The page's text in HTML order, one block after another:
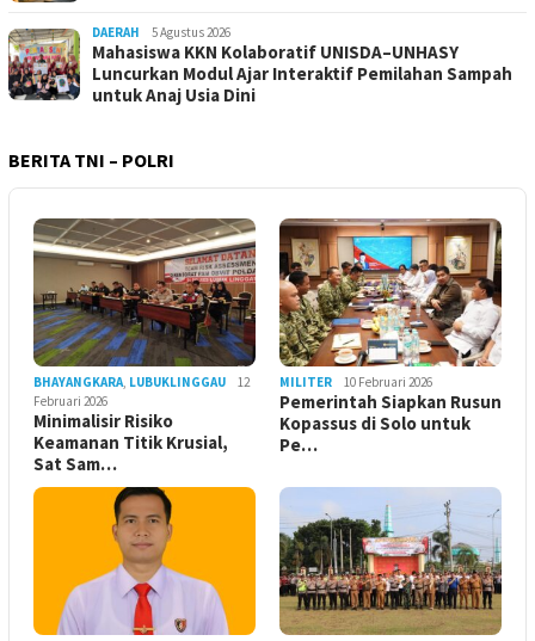
DAERAH 5 Agustus 2026
Mahasiswa KKN Kolaboratif UNISDA–UNHASY
Luncurkan Modul Ajar Interaktif Pemilahan Sampah
untuk Anaj Usia Dini
BERITA TNI – POLRI
BHAYANGKARA, LUBUKLINGGAU
12
Februari 2026
Minimalisir Risiko
Keamanan Titik Krusial,
Sat Sam…
MILITER 10 Februari 2026
Pemerintah Siapkan Rusun
Kopassus di Solo untuk
Pe…